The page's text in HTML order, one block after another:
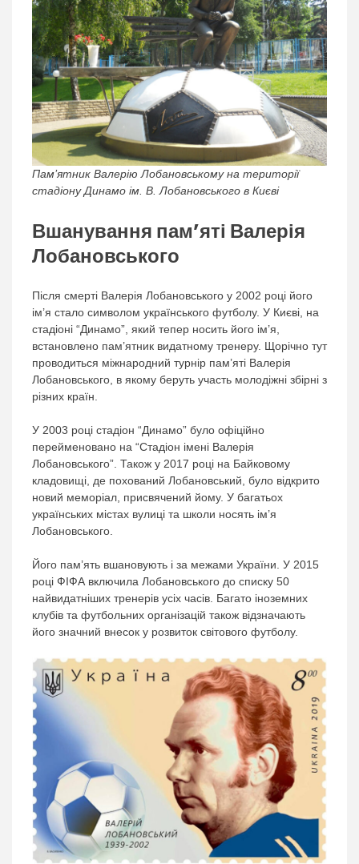
Пам’ятник Валерію Лобановському на території
стадіону Динамо ім. В. Лобановського в Києві
Вшанування пам’яті Валерія
Лобановського
Після смерті Валерія Лобановського у 2002 році його
ім’я стало символом українського футболу. У Києві, на
стадіоні “Динамо”, який тепер носить його ім’я,
встановлено пам’ятник видатному тренеру. Щорічно тут
проводиться міжнародний турнір пам’яті Валерія
Лобановського, в якому беруть участь молодіжні збірні з
різних країн.
У 2003 році стадіон “Динамо” було офіційно
перейменовано на “Стадіон імені Валерія
Лобановського”. Також у 2017 році на Байковому
кладовищі, де похований Лобановський, було відкрито
новий меморіал, присвячений йому. У багатьох
українських містах вулиці та школи носять ім’я
Лобановського.
Його пам’ять вшановують і за межами України. У 2015
році ФІФА включила Лобановського до списку 50
найвидатніших тренерів усіх часів. Багато іноземних
клубів та футбольних організацій також відзначають
його значний внесок у розвиток світового футболу.